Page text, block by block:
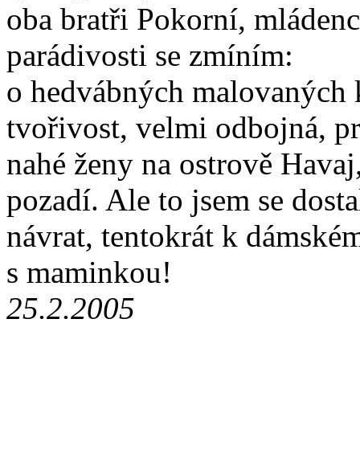
oba bratři Pokorní,
parádivosti se zmíním:
o hedvábných
tvořivost, velmi odbojná,
nahé ženy na ostrově
pozadí. Ale to jsem se
návrat, tentokrát k
s maminkou!
25.2.2005